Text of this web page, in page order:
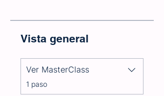
Vista general
Ver MasterClass
.1 paso